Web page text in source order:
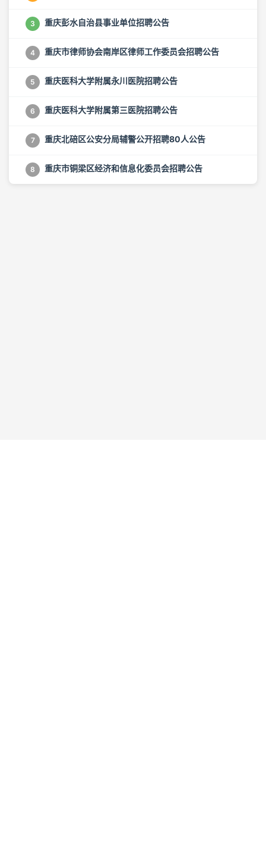
3 重庆彭水自治县事业单位招聘公告
4 重庆市律师协会南岸区律师工作委员会招聘公告
5 重庆医科大学附属永川医院招聘公告
6 重庆医科大学附属第三医院招聘公告
7 重庆北碚区公安分局辅警公开招聘80人公告
8 重庆市铜梁区经济和信息化委员会招聘公告